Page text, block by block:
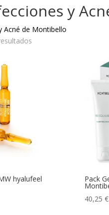
y
Acné de Montibello
hyalufeel Pack
40,25 €